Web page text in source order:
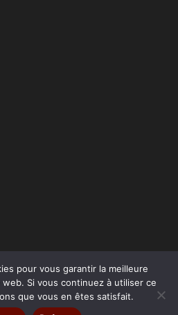
réservés.
pour vous garantir la meilleure
Si vous continuez à utiliser ce
que vous en êtes satisfait.